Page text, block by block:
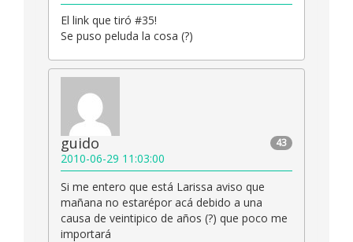
El link que tiró #35!
Se puso peluda la cosa (?)
43
guido
2010-06-29 11:03:00
Si me entero que está Larissa aviso que
mañana no estarépor acá debido a una
causa de veintipico de años (?) que poco me
importará